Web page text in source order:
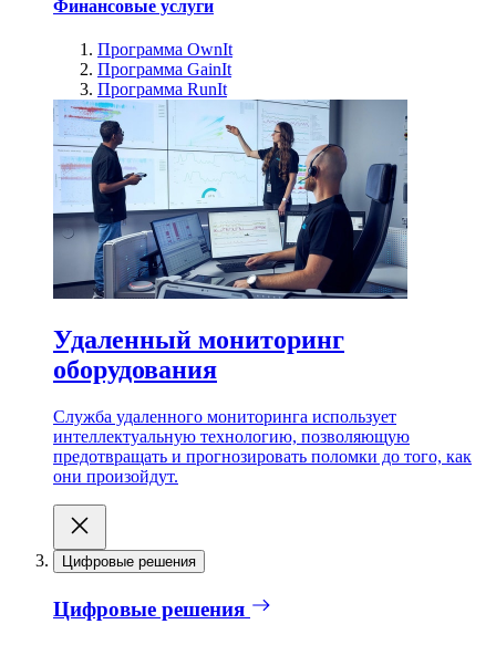
Финансовые услуги
Программа OwnIt
Программа GainIt
Программа RunIt
Удаленный мониторинг
оборудования
Служба удаленного мониторинга использует
интеллектуальную технологию, позволяющую
предотвращать и прогнозировать поломки до того, как
они произойдут.
Цифровые решения
Цифровые решения